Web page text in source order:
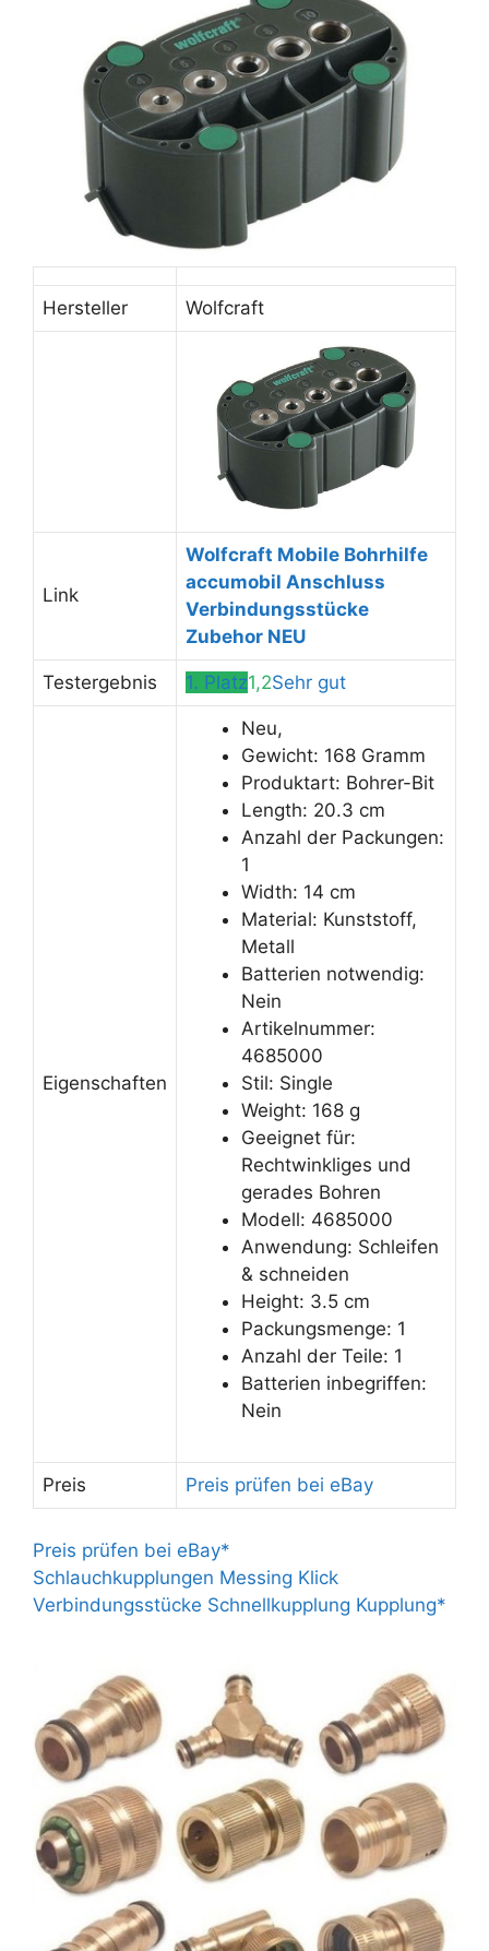
Hersteller Wolfcraft
Link
Wolfcraft Mobile Bohrhilfe
accumobil Anschluss
Verbindungsstücke
Zubehor NEU
Testergebnis 1. Platz1,2Sehr gut
Eigenschaften
Neu,
Gewicht: 168 Gramm
Produktart: Bohrer-Bit
Length: 20.3 cm
Anzahl der Packungen:
1
Width: 14 cm
Material: Kunststoff,
Metall
Batterien notwendig:
Nein
Artikelnummer:
4685000
Stil: Single
Weight: 168 g
Geeignet für:
Rechtwinkliges und
gerades Bohren
Modell: 4685000
Anwendung: Schleifen
& schneiden
Height: 3.5 cm
Packungsmenge: 1
Anzahl der Teile: 1
Batterien inbegriffen:
Nein
Preis Preis prüfen bei eBay
Preis prüfen bei eBay*
Schlauchkupplungen Messing Klick
Verbindungsstücke Schnellkupplung Kupplung*